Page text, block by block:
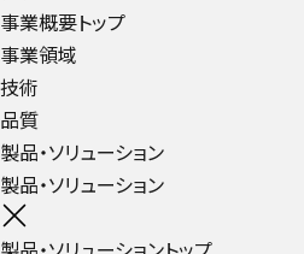
事業概要トップ
事業領域
技術
品質
製品・ソリューション
製品・ソリューション